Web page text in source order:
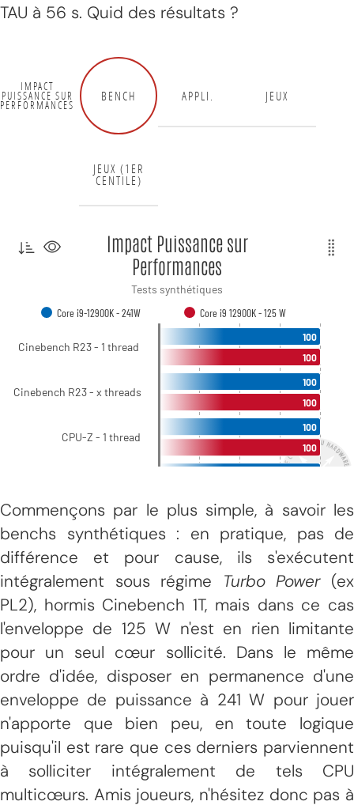
TAU à 56 s. Quid des résultats ?
Commençons par le plus simple, à savoir les
benchs synthétiques : en pratique, pas de
différence et pour cause, ils s'exécutent
intégralement sous régime Turbo Power(ex
PL2), hormis Cinebench 1T, mais dans ce cas
l'enveloppe de 125 W n'est en rien limitante
pour un seul cœur sollicité. Dans le même
ordre d'idée, disposer en permanence d'une
enveloppe de puissance à 241 W pour jouer
n'apporte que bien peu, en toute logique
puisqu'il est rare que ces derniers parviennent
à solliciter intégralement de tels CPU
multicœurs. Amis joueurs, n'hésitez donc pas à